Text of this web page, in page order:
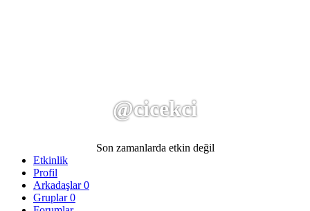
@cicekci
Son zamanlarda etkin değil
Etkinlik
Profil
Arkadaşlar0
Gruplar0